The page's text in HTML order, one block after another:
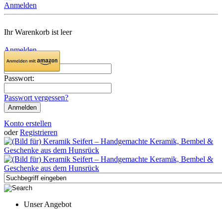
Anmelden
Ihr Warenkorb ist leer
Anmelden
Email:
Passwort:
Passwort vergessen?
Konto erstellen
oder Registrieren
Unser Angebot